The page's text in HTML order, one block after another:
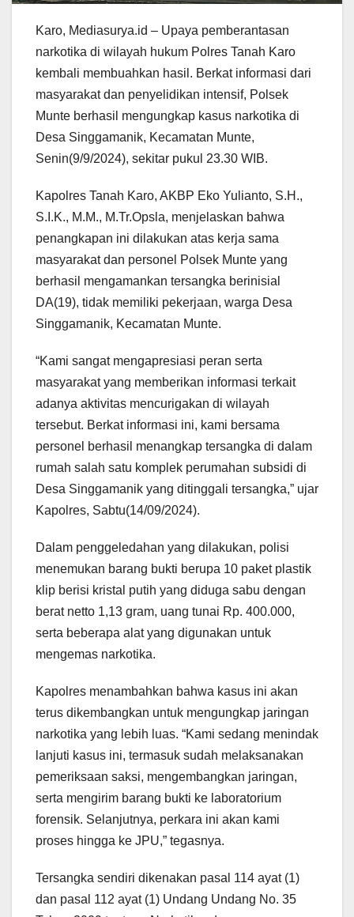
Karo, Mediasurya.id – Upaya pemberantasan
narkotika di wilayah hukum Polres Tanah Karo
kembali membuahkan hasil. Berkat informasi dari
masyarakat dan penyelidikan intensif, Polsek
Munte berhasil mengungkap kasus narkotika di
Desa Singgamanik, Kecamatan Munte,
Senin(9/9/2024), sekitar pukul 23.30 WIB.
Kapolres Tanah Karo, AKBP Eko Yulianto, S.H.,
S.I.K., M.M., M.Tr.Opsla, menjelaskan bahwa
penangkapan ini dilakukan atas kerja sama
masyarakat dan personel Polsek Munte yang
berhasil mengamankan tersangka berinisial
DA(19), tidak memiliki pekerjaan, warga Desa
Singgamanik, Kecamatan Munte.
“Kami sangat mengapresiasi peran serta
masyarakat yang memberikan informasi terkait
adanya aktivitas mencurigakan di wilayah
tersebut. Berkat informasi ini, kami bersama
personel berhasil menangkap tersangka di dalam
rumah salah satu komplek perumahan subsidi di
Desa Singgamanik yang ditinggali tersangka,” ujar
Kapolres, Sabtu(14/09/2024).
Dalam penggeledahan yang dilakukan, polisi
menemukan barang bukti berupa 10 paket plastik
klip berisi kristal putih yang diduga sabu dengan
berat netto 1,13 gram, uang tunai Rp. 400.000,
serta beberapa alat yang digunakan untuk
mengemas narkotika.
Kapolres menambahkan bahwa kasus ini akan
terus dikembangkan untuk mengungkap jaringan
narkotika yang lebih luas. “Kami sedang menindak
lanjuti kasus ini, termasuk sudah melaksanakan
pemeriksaan saksi, mengembangkan jaringan,
serta mengirim barang bukti ke laboratorium
forensik. Selanjutnya, perkara ini akan kami
proses hingga ke JPU,” tegasnya.
Tersangka sendiri dikenakan pasal 114 ayat (1)
dan pasal 112 ayat (1) Undang Undang No. 35